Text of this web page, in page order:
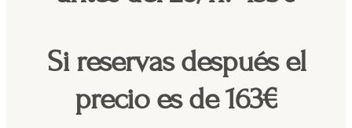
Si reservas después el
precio es de 163€